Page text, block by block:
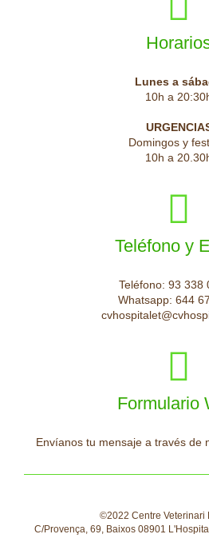
Lunes a
10h a
Domingos y
10h a
Teléfono y
Teléfono: 93 338
Whatsapp: 644
Formulario
Envíanos tu mensaje a través de
©2022 Centre Veterinari
C/Provença, 69, Baixos 08901